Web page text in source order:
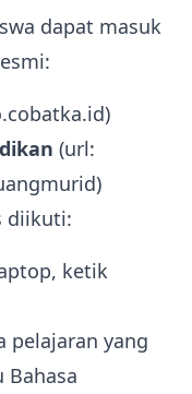
dapat masuk
(url:
diikuti:
ketik
pelajaran yang